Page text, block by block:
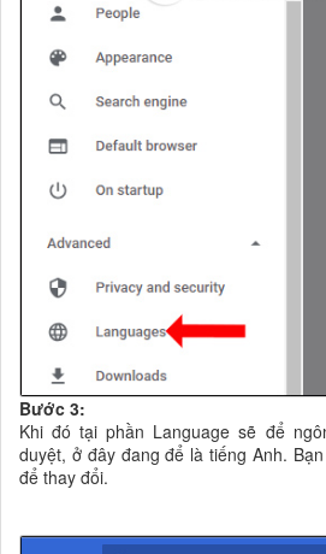
Bước 3:
Khi đó tại phần Language sẽ để
duyệt, ở đây đang để là tiếng Anh.
để thay đổi.